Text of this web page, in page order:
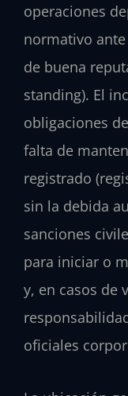
operaciones
normativo
de buena
standing). El
obligaciones
falta de
registrado
sin la debida
sanciones
para iniciar o
y, en casos de
oficiales